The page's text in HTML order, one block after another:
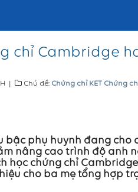
chỉ Cambridge
| Chủ đề: Chứng chỉ KET Chứng
bậc phụ huynh đang cho
nâng cao trình độ anh
học chứng chỉ
cho ba mẹ tổng hợp